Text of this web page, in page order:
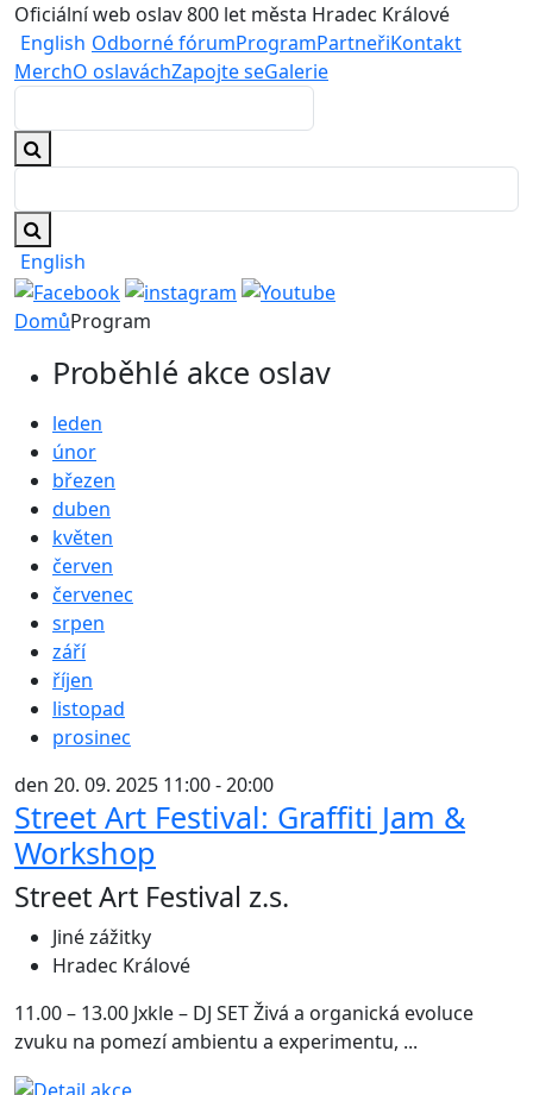
Oficiální web oslav 800 let města Hradec Králové
English Odborné fórumProgramPartneřiKontakt
MerchO oslaváchZapojte seGalerie
English
DomůProgram
Proběhlé akce oslav
leden
únor
březen
duben
květen
červen
červenec
srpen
září
říjen
listopad
prosinec
den 20. 09. 2025 11:00 - 20:00
Street Art Festival: Graffiti Jam &
Workshop
Street Art Festival z.s.
Jiné zážitky
Hradec Králové
11.00 – 13.00 Jxkle – DJ SET Živá a organická evoluce
zvuku na pomezí ambientu a experimentu, ...